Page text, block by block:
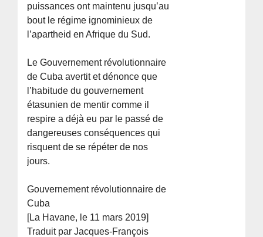
puissances ont maintenu jusqu’au
bout le régime ignominieux de
l’apartheid en Afrique du Sud.
Le Gouvernement révolutionnaire
de Cuba avertit et dénonce que
l’habitude du gouvernement
étasunien de mentir comme il
respire a déjà eu par le passé de
dangereuses conséquences qui
risquent de se répéter de nos
jours.
Gouvernement révolutionnaire de
Cuba
[La Havane, le 11 mars 2019]
Traduit par Jacques-François